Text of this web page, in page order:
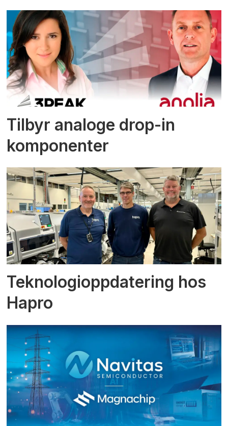
Tilbyr analoge drop-in
komponenter
Teknologioppdatering hos
Hapro